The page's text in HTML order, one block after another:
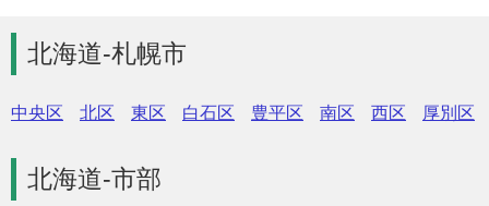
北海道-札幌市
中央区 北区 東区 白石区 豊平区 南区 西区 厚別区
北海道-市部